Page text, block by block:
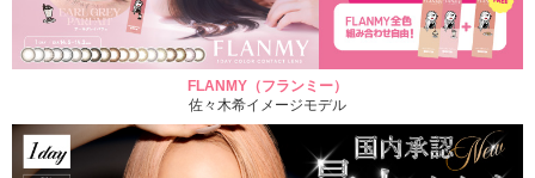
FLANMY（フランミー）
佐々木希イメージモデル